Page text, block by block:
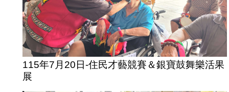
115年7月20日-住民才藝競賽＆銀寶鼓舞樂活果
展